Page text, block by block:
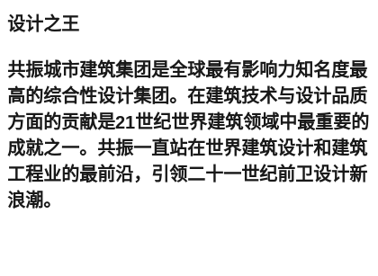
设计之王
共振城市建筑集团是全球最有影响力知名度最
高的综合性设计集团。在建筑技术与设计品质
方面的贡献是21世纪世界建筑领域中最重要的
成就之一。共振一直站在世界建筑设计和建筑
工程业的最前沿，引领二十一世纪前卫设计新
浪潮。